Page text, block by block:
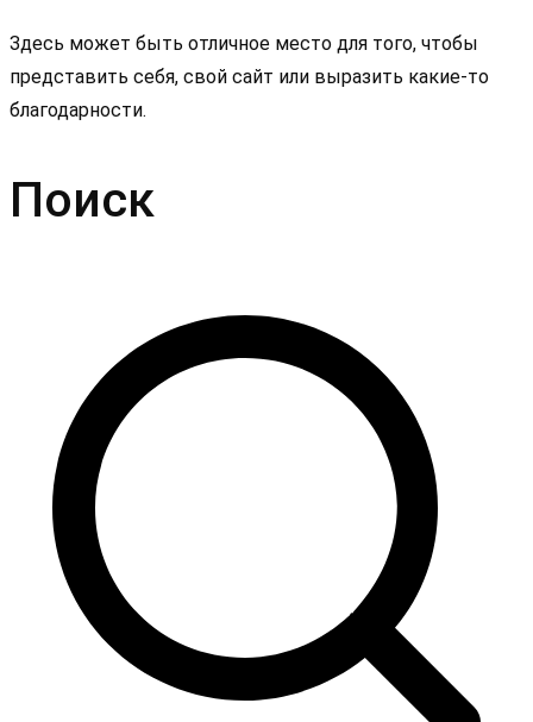
Здесь может быть отличное место для того, чтобы
представить себя, свой сайт или выразить какие-то
благодарности.
Поиск